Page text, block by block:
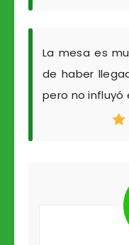
La mesa es
de haber
pero no influyó